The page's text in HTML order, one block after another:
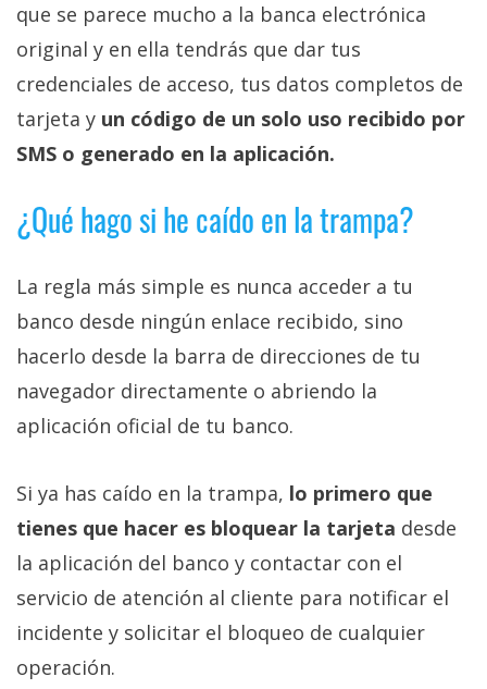
que se parece mucho a la banca electrónica
original y en ella tendrás que dar tus
credenciales de acceso, tus datos completos de
tarjeta y un código de un solo uso recibido por
SMS o generado en la aplicación.
¿Qué hago si he caído en la trampa?
La regla más simple es nunca acceder a tu
banco desde ningún enlace recibido, sino
hacerlo desde la barra de direcciones de tu
navegador directamente o abriendo la
aplicación oficial de tu banco.
Si ya has caído en la trampa, lo primero que
tienes que hacer es bloquear la tarjeta desde
la aplicación del banco y contactar con el
servicio de atención al cliente para notificar el
incidente y solicitar el bloqueo de cualquier
operación.